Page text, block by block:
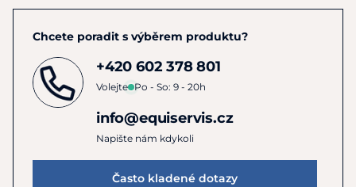
Chcete poradit s výběrem produktu?
+420 602 378 801
Volejte Po - So: 9 - 20h
info@equiservis.cz
Napište nám kdykoli
Často kladené dotazy